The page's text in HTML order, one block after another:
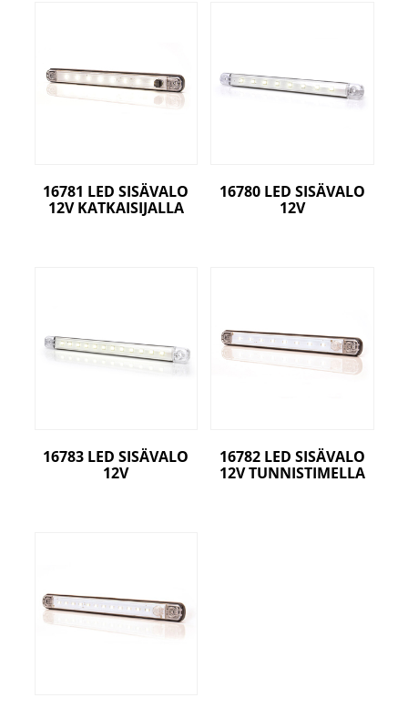
16781 LED SISÄVALO
12V KATKAISIJALLA
16780 LED SISÄVALO
12V
16783 LED SISÄVALO
12V
16782 LED SISÄVALO
12V TUNNISTIMELLA